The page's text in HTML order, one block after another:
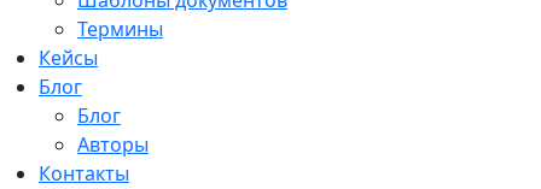
Термины
Кейсы
Блог
Блог
Авторы
Контакты